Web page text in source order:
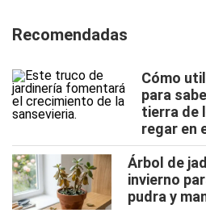
Recomendadas
Cómo
para
tierra de
regar en
Árbol de
invierno
pudra y